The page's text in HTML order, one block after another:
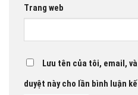
Trang web
Lưu tên của tôi, email,
duyệt này cho lần bình luận